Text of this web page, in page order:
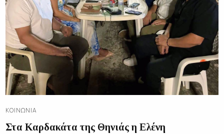
ΚΟΙΝΩΝΊΑ
Στα Καρδακάτα της Θηνιάς η Ελένη